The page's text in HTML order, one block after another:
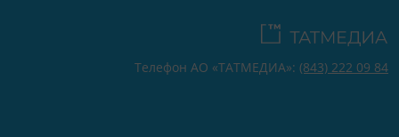
Телефон АО «ТАТМЕДИА»: (843) 222 09 84